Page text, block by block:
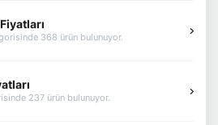
368 ürün bulunuyor.
237 ürün bulunuyor.